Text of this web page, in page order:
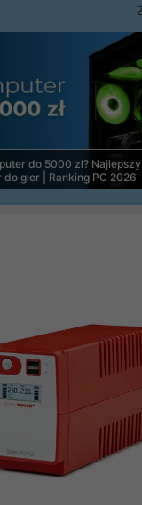
do 5000 zł? Najlepszy
do gier | Ranking PC 2026